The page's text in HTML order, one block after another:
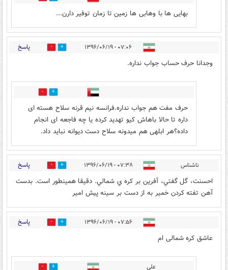
بهایی ها با وهابی ها زمین تا زمان توفیر دارن...
۰۷:۰۶ - ۱۳۹۶/۰۶/۱۹ 102 پاسخ
وجدانا حرف حساب جواب نداره.
1
حرف مفت هم جواب نداره.فرانسه نیم قرنه سلاح هسته ای
داره تا حالا باهاش کیو تهدید کرده یا چه فاجعه ای انجام
داده؟هر ابلهی هم میدونه سلاح دست دیوانه نباید داد.
ناشناس ۰۷:۳۸ - ۱۳۹۶/۰۶/۱۹ 92 پاسخ
احسنت، گل گفتي، آفرين بر كره ي شمالي. دقيقا همينطور است. بدست
آهن تفته كردن خمير به از دست بر سينه پيش امير
۰۷:۵۶ - ۱۳۹۶/۰۶/۱۹ 77 پاسخ
عاشق کره شمالی ام
علی 4